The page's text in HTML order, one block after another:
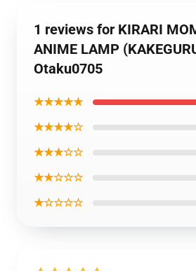
1 reviews for KIRARI
ANIME LAMP
Otaku0705
★★★★★
★★★★☆
★★★☆☆
★★☆☆☆
★☆☆☆☆